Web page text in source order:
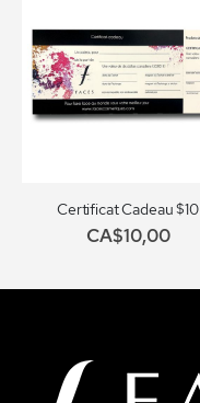
Certificat Cadeau $10
CA$10,00